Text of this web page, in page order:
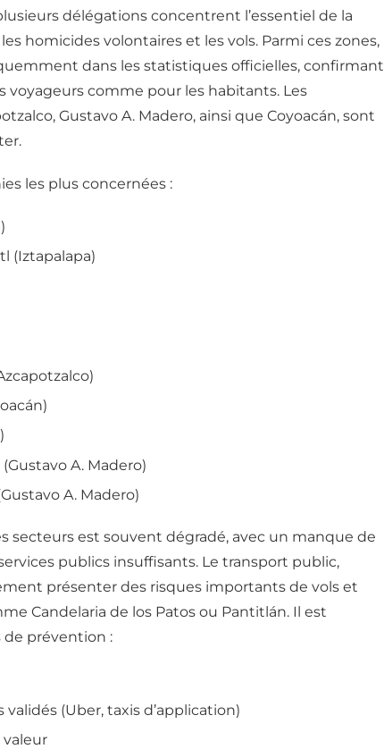
délégations concentrent l’essentiel de la
homicides volontaires et les vols. Parmi ces zones,
dans les statistiques officielles, confirmant
voyageurs comme pour les habitants. Les
Gustavo A. Madero, ainsi que Coyoacán, sont
les plus concernées :
(Iztapalapa)
A. Madero)
A. Madero)
secteurs est souvent dégradé, avec un manque de
publics insuffisants. Le transport public,
présenter des risques importants de vols et
Candelaria de los Patos ou Pantitlán. Il est
de prévention :
(Uber, taxis d’application)
valeur